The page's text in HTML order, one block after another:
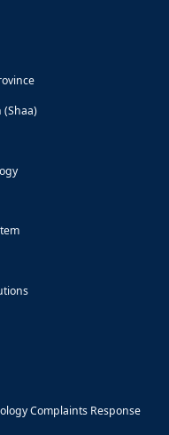
(Shaa)
Complaints Response